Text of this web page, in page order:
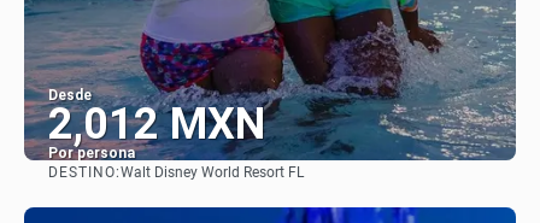
Desde
2,012 MXN
Por persona
DESTINO:Walt Disney World Resort FL